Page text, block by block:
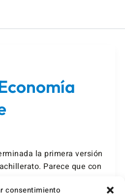
consentimiento
la primera versión
Parece que con